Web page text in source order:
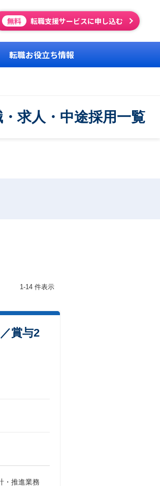
無料 転職支援サービスに申し込む
転職お役立ち情報
求人・中途採用一覧
1-14 件表示
賞与2
・推進業務